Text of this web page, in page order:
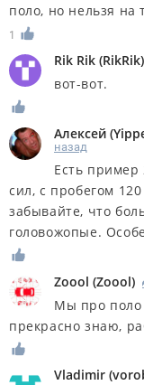
поло, но нельзя на
1
Rik Rik (RikRik)
вот-вот.
Алексей (
назад
Есть пример
сил, с пробегом
забывайте, что
головожопые.
Zoool (Zoool)
Мы про поло
прекрасно знаю,
Vladimir (